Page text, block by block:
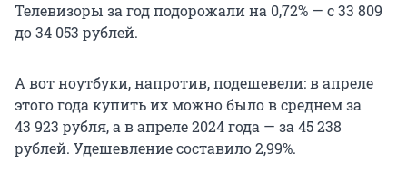
Телевизоры за год подорожали на 0,72% — с33 809
до34 053 рублей.
А вот ноутбуки, напротив, подешевели: в апреле
этого года купить их можно было в среднем за
43 923 рубля, а в апреле 2024 года — за 45 238
рублей. Удешевление составило 2,99%.